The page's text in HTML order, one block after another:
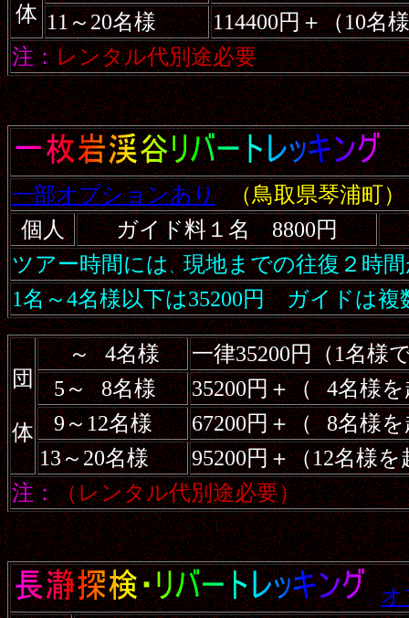
体 11～20名様
114400円＋（10名
注：レンタル代別途必要
一部オプションあり
（鳥取県琴浦町）
個人
ガイド料１名 8800円
ツアー時間には、現地までの往復２時
1名～4名様以下は35200円 ガイドは複
団
体
～ 4名様
一律35200円（1名様
5～
8名様 35200円＋（
4名様
9～12名様
67200円＋（
8名様
13～20名様
95200円＋（12名様
注：（レンタル代別途必要）
オ